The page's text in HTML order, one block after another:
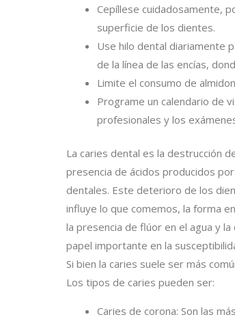
Cepíllese cuidadosamente,
superficie de los dientes.
Use hilo dental diariamente
de la línea de las encías,
Limite el consumo de
Programe un calendario de
profesionales y los
La caries dental es la destrucción
presencia de ácidos producidos
dentales. Este deterioro de los
influye lo que comemos, la forma
la presencia de flúor en el agua y
papel importante en la
Si bien la caries suele ser más
Los tipos de caries pueden ser:
Caries de corona: Son las